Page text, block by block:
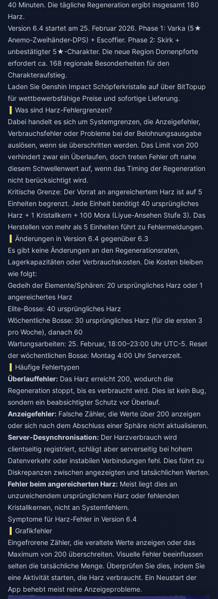
40 Minuten. Die tägliche Regeneration ergibt insgesamt 180
Harz.
Version 6.4 startet am 25. Februar 2026. Phase 1: Varka (5★
Anemo-Zweihänder-DPS) + Escoffier. Phase 2: Skirk +
unbestätigter 5★-Charakter. Die neue Region Dornenpforte
erfordert ca. 168 regionale Besonderheiten für den
Charakteraufstieg.
Laden Sie Genshin Impact Schöpferkristalle auf über BitTopup
für wettbewerbsfähige Preise und sofortige Lieferung.
Was sind Harz-Fehlergrenzen?
Dabei handelt es sich um Systemgrenzen, die Anzeigefehler,
Verbrauchsfehler oder Probleme bei der Belohnungsausgabe
auslösen, wenn sie überschritten werden. Das Limit von 200
verhindert zwar ein Überlaufen, doch treten Fehler oft nahe
diesem Schwellenwert auf, wenn das Timing der Regeneration
nicht berücksichtigt wird.
Kritische Grenze: Der Vorrat an angereichertem Harz ist auf 5
Einheiten begrenzt. Jede Einheit benötigt 40 ursprüngliches
Harz + 1 Kristallkern + 100 Mora (Liyue-Ansehen Stufe 3). Das
Herstellen von mehr als 5 Einheiten führt zu Fehlermeldungen.
Änderungen in Version 6.4 gegenüber 6.3
Es gibt keine Änderungen an den Regenerationsraten,
Lagerkapazitäten oder Verbrauchskosten. Die Kosten bleiben
wie folgt:
Gedeih der Elemente/Sphären: 20 ursprüngliches Harz oder 1
angereichertes Harz
Elite-Bosse: 40 ursprüngliches Harz
Wöchentliche Bosse: 30 ursprüngliches Harz (für die ersten 3
pro Woche), danach 60
Wartungsarbeiten: 25. Februar, 18:00–23:00 Uhr UTC-5. Reset
der wöchentlichen Bosse: Montag 4:00 Uhr Serverzeit.
Häufige Fehlertypen
Überlauffehler: Das Harz erreicht 200, wodurch die
Regeneration stoppt, bis es verbraucht wird. Dies ist kein Bug,
sondern ein beabsichtigter Schutz vor Überlauf.
Anzeigefehler: Falsche Zähler, die Werte über 200 anzeigen
oder sich nach dem Abschluss einer Sphäre nicht aktualisieren.
Server-Desynchronisation: Der Harzverbrauch wird
clientseitig registriert, schlägt aber serverseitig bei hohem
Datenverkehr oder instabilen Verbindungen fehl. Dies führt zu
Diskrepanzen zwischen angezeigten und tatsächlichen Werten.
Fehler beim angereicherten Harz: Meist liegt dies an
unzureichendem ursprünglichem Harz oder fehlenden
Kristallkernen, nicht an Systemfehlern.
Symptome für Harz-Fehler in Version 6.4
Grafikfehler
Eingefrorene Zähler, die veraltete Werte anzeigen oder das
Maximum von 200 überschreiten. Visuelle Fehler beeinflussen
selten die tatsächliche Menge. Überprüfen Sie dies, indem Sie
eine Aktivität starten, die Harz verbraucht. Ein Neustart der
App behebt meist reine Anzeigeprobleme.